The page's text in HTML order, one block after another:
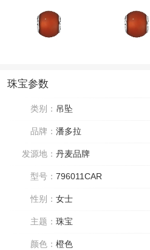
珠宝参数
类别： 吊坠
品牌： 潘多拉
发源地： 丹麦品牌
型号： 796011CAR
性别： 女士
主题： 珠宝
颜色： 橙色